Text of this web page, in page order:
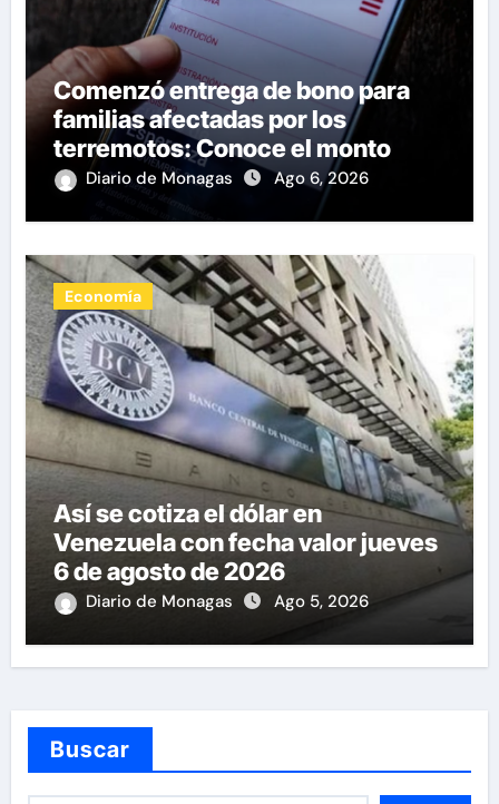
Comenzó entrega de bono para
familias afectadas por los
terremotos: Conoce el monto
Diario de Monagas Ago 6, 2026
Economía
Así se cotiza el dólar en
Venezuela con fecha valor jueves
6 de agosto de 2026
Diario de Monagas Ago 5, 2026
Buscar